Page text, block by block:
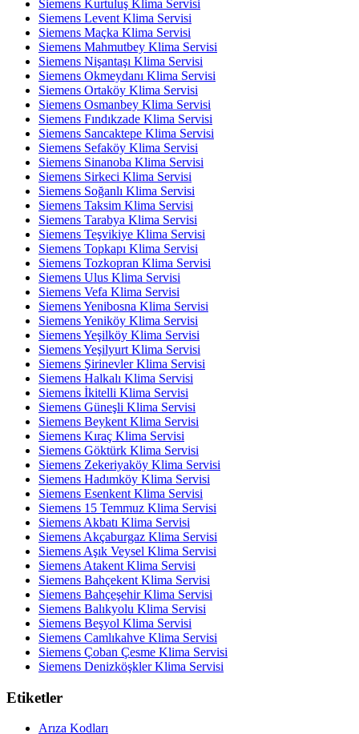
Siemens Kurtuluş Klima Servisi
Siemens Levent Klima Servisi
Siemens Maçka Klima Servisi
Siemens Mahmutbey Klima Servisi
Siemens Nişantaşı Klima Servisi
Siemens Okmeydanı Klima Servisi
Siemens Ortaköy Klima Servisi
Siemens Osmanbey Klima Servisi
Siemens Fındıkzade Klima Servisi
Siemens Sancaktepe Klima Servisi
Siemens Sefaköy Klima Servisi
Siemens Sinanoba Klima Servisi
Siemens Sirkeci Klima Servisi
Siemens Soğanlı Klima Servisi
Siemens Taksim Klima Servisi
Siemens Tarabya Klima Servisi
Siemens Teşvikiye Klima Servisi
Siemens Topkapı Klima Servisi
Siemens Tozkopran Klima Servisi
Siemens Ulus Klima Servisi
Siemens Vefa Klima Servisi
Siemens Yenibosna Klima Servisi
Siemens Yeniköy Klima Servisi
Siemens Yeşilköy Klima Servisi
Siemens Yeşilyurt Klima Servisi
Siemens Şirinevler Klima Servisi
Siemens Halkalı Klima Servisi
Siemens İkitelli Klima Servisi
Siemens Güneşli Klima Servisi
Siemens Beykent Klima Servisi
Siemens Kıraç Klima Servisi
Siemens Göktürk Klima Servisi
Siemens Zekeriyaköy Klima Servisi
Siemens Hadımköy Klima Servisi
Siemens Esenkent Klima Servisi
Siemens 15 Temmuz Klima Servisi
Siemens Akbatı Klima Servisi
Siemens Akçaburgaz Klima Servisi
Siemens Aşık Veysel Klima Servisi
Siemens Atakent Klima Servisi
Siemens Bahçekent Klima Servisi
Siemens Bahçeşehir Klima Servisi
Siemens Balıkyolu Klima Servisi
Siemens Beşyol Klima Servisi
Siemens Camlıkahve Klima Servisi
Siemens Çoban Çesme Klima Servisi
Siemens Denizköşkler Klima Servisi
Etiketler
Arıza Kodları